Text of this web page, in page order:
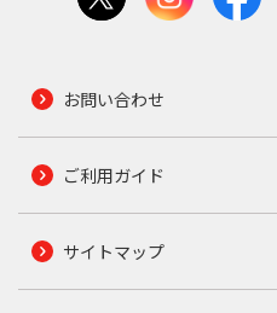
お問い合わせ
ご利用ガイド
サイトマップ